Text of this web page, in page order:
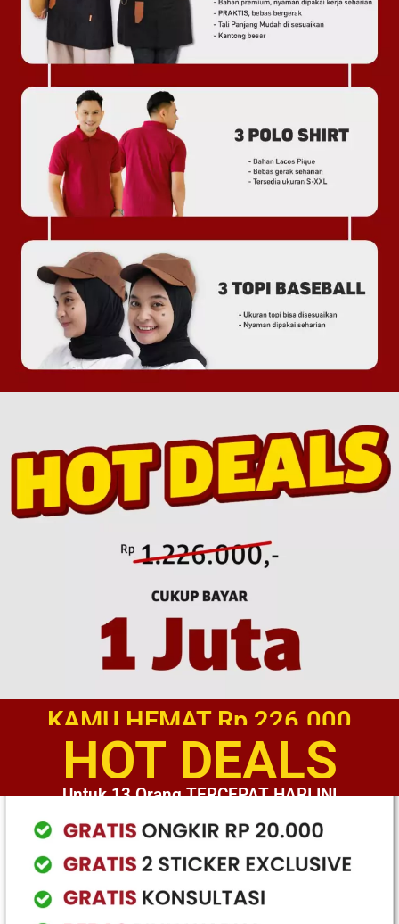
KAMU HEMAT Rp 226.000
HOT DEALS
Untuk 13 Orang TERCEPAT HARI INI